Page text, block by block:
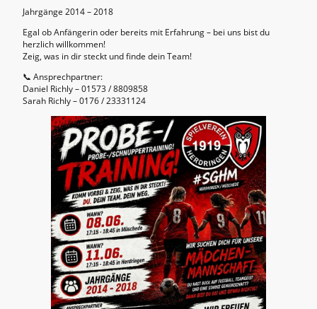
Jahrgänge 2014 – 2018
Egal ob Anfängerin oder bereits mit Erfahrung – bei uns bist du
herzlich willkommen!
Zeig, was in dir steckt und finde dein Team!
📞 Ansprechpartner:
Daniel Richly – 01573 / 8809858
Sarah Richly – 0176 / 23331124